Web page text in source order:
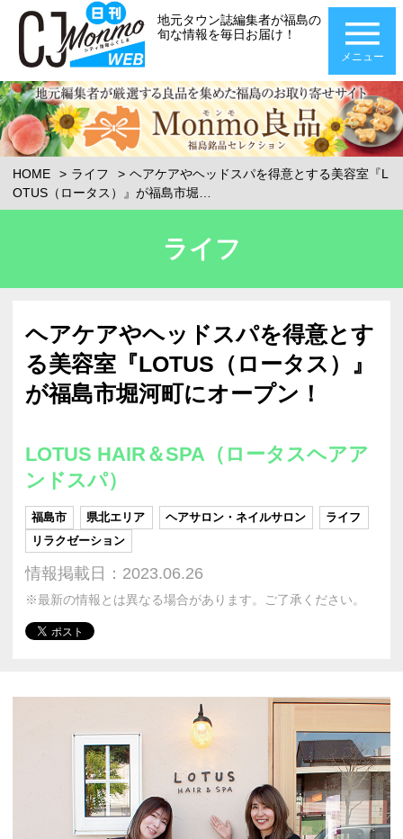
地元タウン誌編集者が福島の
旬な情報を毎日お届け！
メニュー
HOME ライフ
ヘアケアやヘッドスパを得意とする美容室『L
OTUS（ロータス）』が福島市堀…
ライフ
ヘアケアやヘッドスパを得意とす
る美容室『LOTUS（ロータス）』
が福島市堀河町にオープン！
LOTUS HAIR＆SPA（ロータスヘアア
ンドスパ）
福島市 県北エリア ヘアサロン・ネイルサロン
ライフ
リラクゼーション
情報掲載日：2023.06.26
※最新の情報とは異なる場合があります。ご了承ください。